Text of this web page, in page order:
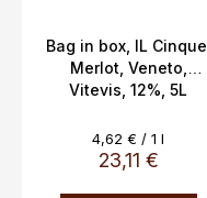
Bag in box, IL Cinque,
Merlot, Veneto,
Vitevis, 12%, 5L
23,11 €
Evaluare
preţ:
4,62 € / 1 l